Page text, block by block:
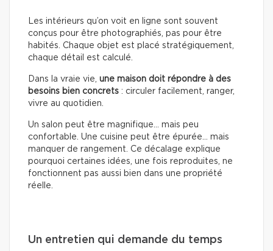
Les intérieurs qu’on voit en ligne sont souvent
conçus pour être photographiés, pas pour être
habités. Chaque objet est placé stratégiquement,
chaque détail est calculé.
Dans la vraie vie, une maison doit répondre à des
besoins bien concrets : circuler facilement, ranger,
vivre au quotidien.
Un salon peut être magnifique… mais peu
confortable. Une cuisine peut être épurée… mais
manquer de rangement. Ce décalage explique
pourquoi certaines idées, une fois reproduites, ne
fonctionnent pas aussi bien dans une propriété
réelle.
Un entretien qui demande du temps